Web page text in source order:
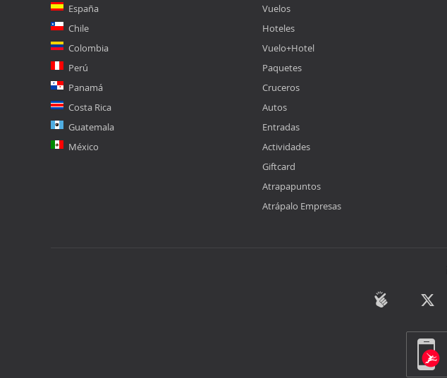
España
Chile
Colombia
Perú
Panamá
Costa Rica
Guatemala
México
Vuelos
Hoteles
Vuelo+Hotel
Paquetes
Cruceros
Autos
Entradas
Actividades
Giftcard
Atrapapuntos
Atrápalo Empresas